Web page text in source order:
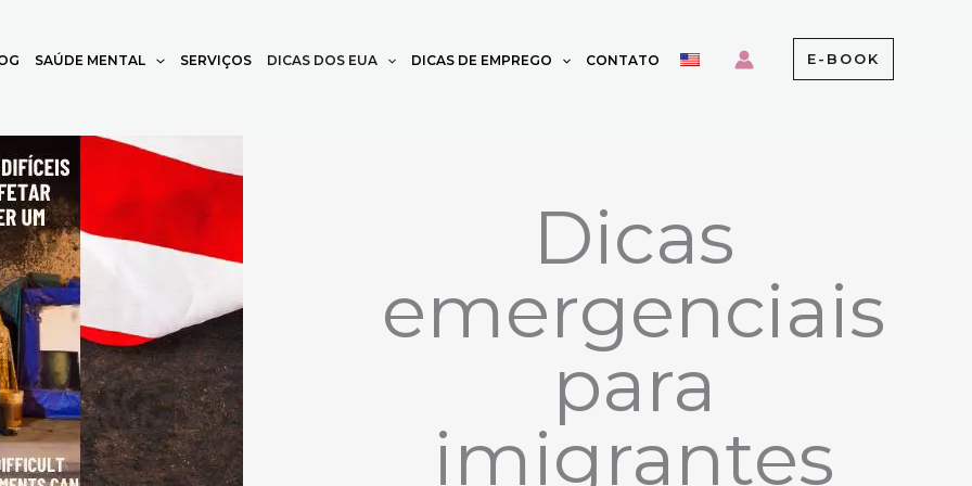
SAÚDE MENTAL SERVIÇOS DICAS DOS EUA DICAS DE EMPREGO CONTATO E-BOOK
Dicas
emergenciais
para
imigrantes